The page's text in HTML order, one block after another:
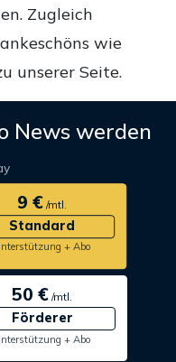
Zugleich
wie
unserer Seite.
News werden
9 €/mtl.
Standard
+ Abo
50 € /mtl.
Förderer
+ Abo